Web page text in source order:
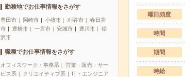
勤務地でお仕事情報をさがす
豊田市 岡崎市 小牧市 刈谷市
春日井
市
豊橋市 一宮市 安城市 豊川市
稲
沢市
職種でお仕事情報をさがす
オフィスワーク・事務系
営業・販売・サー
ビス系
クリエイティブ系
IT・エンジニア
曜日頻度
時間
期間
時給